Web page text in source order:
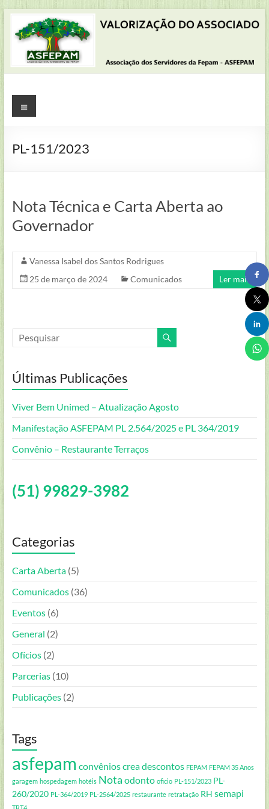
Pular
para
conteúdo
ASFEPAM
Servidores
de
Proteção
Henrique
Roessler
RS
Brasil
Menu
PL-151/2023
Nota Técnica e Carta Aberta ao
Governador
Vanessa Isabel dos Santos Rodrigues
25 de março de 2024
Comunicados Ler mais
Últimas Publicações
Viver Bem Unimed – Atualização Agosto
Manifestação ASFEPAM PL 2.564/2025 e PL 364/2019
Convênio – Restaurante Terraços
(51) 99829-3982
Categorias
Carta Aberta(5)
Comunicados(36)
Eventos(6)
General (2)
Ofícios(2)
Parcerias(10)
Publicações(2)
Tags
asfepam convênioscreadescontos FEPAM FEPAM 35 Anos
garagem hospedagem hotéis Nota odonto oficio PL-151/2023 PL-
260/2020 PL-364/2019 PL-2564/2025 restaurante retratação RH semapi
TRT4